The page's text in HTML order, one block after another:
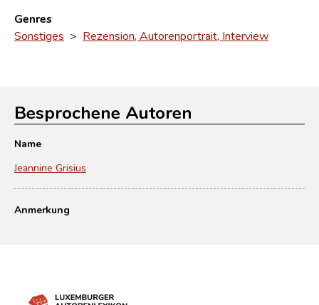
Genres
Sonstiges > Rezension, Autorenportrait, Interview
Besprochene Autoren
Name
Jeannine Grisius
Anmerkung